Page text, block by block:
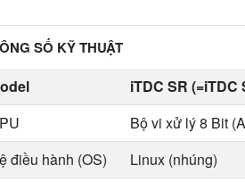
SỐ KỸ THUẬT
iTDC SR (=iTDC
Bộ vi xử lý 8 Bit
điều hành (OS)
Linux (nhúng)